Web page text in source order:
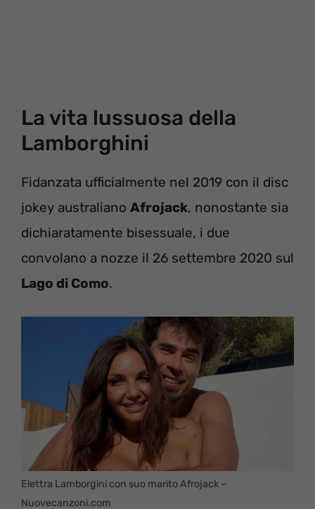
La vita lussuosa della
Lamborghini
Fidanzata ufficialmente nel 2019 con il disc
jokey australiano Afrojack, nonostante sia
dichiaratamente bisessuale, i due
convolano a nozze il 26 settembre 2020 sul
Lago di Como.
Elettra Lamborgini con suo marito Afrojack –
Nuovecanzoni.com